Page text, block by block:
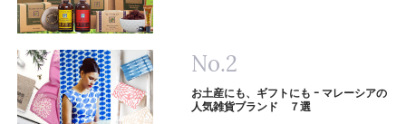
お土産にも、ギフトにも ｰ マレーシアの
人気雑貨ブランド ７選